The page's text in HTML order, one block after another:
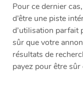
Pour ce dernier
d’être une piste
d’utilisation parfait
sûr que votre
résultats de
payez pour être sûr